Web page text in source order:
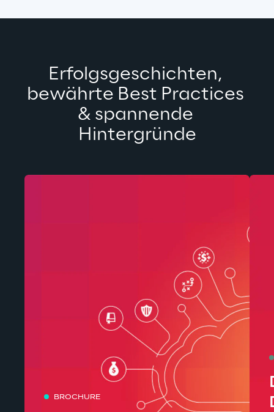
Erfolgsgeschichten,
bewährte Best Practices
& spannende
Hintergründe
BROCHURE